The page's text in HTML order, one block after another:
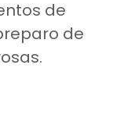
de
de